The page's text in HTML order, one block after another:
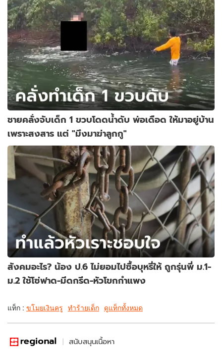
ชายคลั่งจับเด็ก 1 ขวบโดดน้ำดับ พ่อเดือด ให้มาอยู่บ้าน
เพราะสงสาร แต่ "มึงมาฆ่าลูกกู"
สังคมอะไร? น้อง ป.6 ไม่ยอมไปซื้อบุหรี่ให้ ถูกรุ่นพี่ ม.1-
ม.2 ใช้โซ่ฟาด-มีดกรีด-หัวโขกกำแพง
แท็ก : ขโมยเงินครู ทำร้ายเด็ก ดูแท็กทั้งหมด
สนับสนุนเนื้อหา